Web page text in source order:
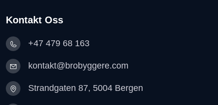
Kontakt Oss
+47 479 68 163
kontakt@brobyggere.com
Strandgaten 87, 5004 Bergen